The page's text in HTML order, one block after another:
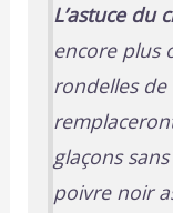
L’astuce du
encore plus
rondelles de
glaçons
poivre noir